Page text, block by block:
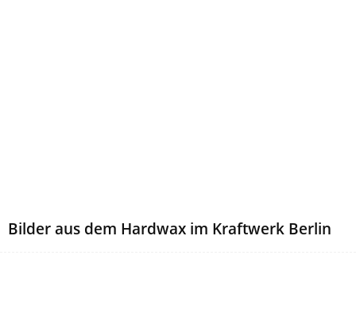
Bilder aus dem Hardwax im Kraftwerk Berlin